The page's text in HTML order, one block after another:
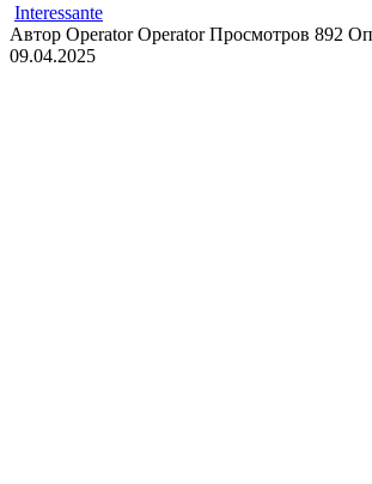
Interessante
Автор Operator Operator Просмотров 892
09.04.2025